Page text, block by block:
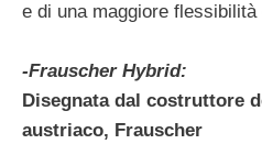
e di una maggiore flessibilità
-Frauscher Hybrid:
Disegnata dal costruttore
austriaco, Frauscher